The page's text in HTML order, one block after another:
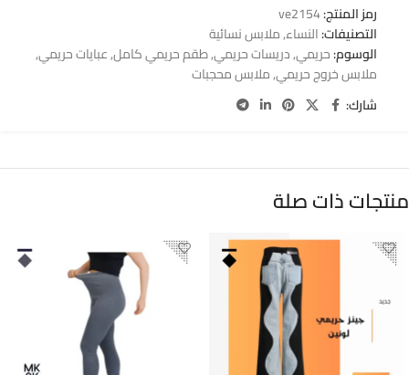
رمز المنتج:ve2154
التصنيفات:النساء,ملابس نسائية
الوسوم:حريمي,دريسات حريمي,طقم حريمي كامل,عبايات حريمي,
ملابس خروج حريمي,ملابس محجبات
شارك:
منتجات ذات صلة